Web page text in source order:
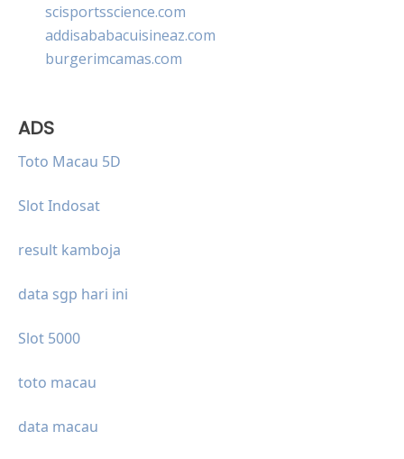
scisportsscience.com
addisababacuisineaz.com
burgerimcamas.com
ADS
Toto Macau 5D
Slot Indosat
result kamboja
data sgp hari ini
Slot 5000
toto macau
data macau